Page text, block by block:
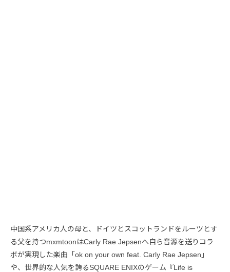
中国系アメリカ人の母と、ドイツとスコットランドをルーツとす
る父を持つmxmtoonはCarly Rae Jepsenへ自ら音源を送りコラ
ボが実現した楽曲「ok on your own feat. Carly Rae Jepsen」
や、世界的な人気を誇るSQUARE ENIXのゲーム『Life is